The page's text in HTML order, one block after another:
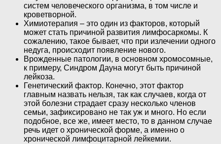
систем человеческого организма, в том числе и
кроветворной.
Химиотерапия – это один из факторов, который
может стать причиной развития лимфосаркомы. К
сожалению, такое бывает, что при излечении одного
недуга, происходит появление нового.
Врожденные патологии, в основном хромосомные,
к примеру, Синдром Дауна могут быть причиной
лейкоза.
Генетический фактор. Конечно, этот фактор
главным назвать нельзя, так как случаев, когда от
этой болезни страдает сразу несколько членов
семьи, зафиксировано не так уж и много. Но если
подобное, все же, имеет место, то в данном случае
речь идет о хронической форме, а именно о
хронической лимфоцитарной лейкемии.